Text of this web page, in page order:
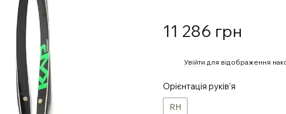
11 286 грн
Увійти для відображення
Орієнтація руків'я
RH